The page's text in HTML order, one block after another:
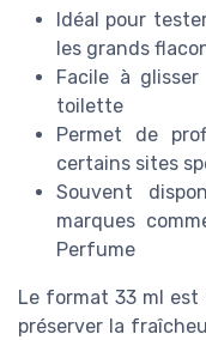
Idéal pour
les grands
Facile à
toilette
Permet de
certains sites
Souvent
marques
Perfume
Le format 33 ml est
préserver la